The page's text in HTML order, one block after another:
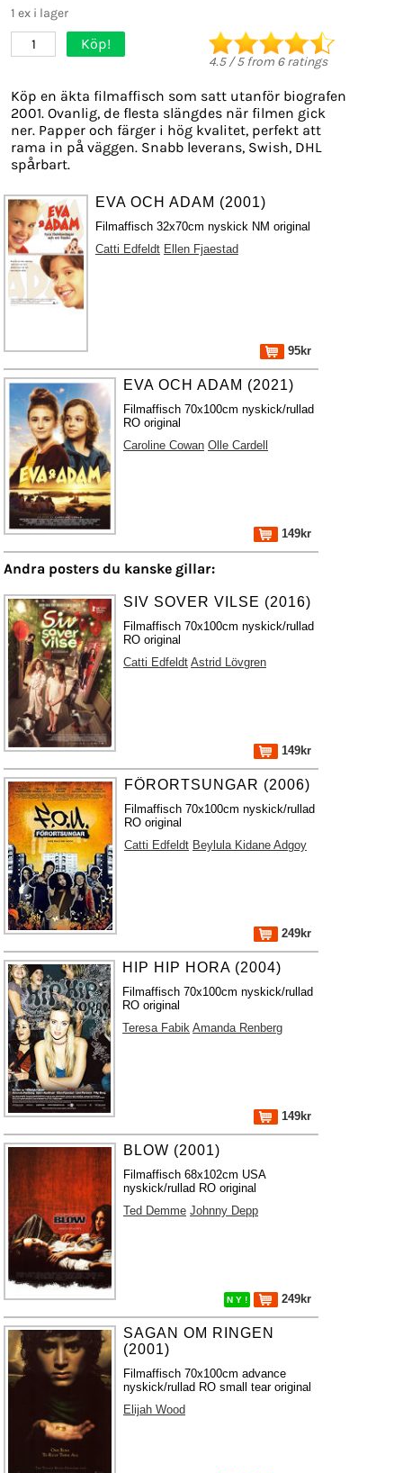
1 ex i lager
1 Köp!
4.5/5from 6ratings
Köp en äkta filmaffisch som satt utanför biografen
2001. Ovanlig, de flesta slängdes när filmen gick
ner. Papper och färger i hög kvalitet, perfekt att
rama in på väggen. Snabb leverans, Swish, DHL
spårbart.
EVA OCH ADAM (2001)
Filmaffisch 32x70cm nyskick NM original
Catti Edfeldt Ellen Fjaestad
95kr
EVA OCH ADAM (2021)
Filmaffisch 70x100cm nyskick/rullad
RO original
Caroline Cowan Olle Cardell
149kr
Andra posters du kanske gillar:
SIV SOVER VILSE (2016)
Filmaffisch 70x100cm nyskick/rullad
RO original
Catti Edfeldt Astrid Lövgren
149kr
FÖRORTSUNGAR (2006)
Filmaffisch 70x100cm nyskick/rullad
RO original
Catti Edfeldt Beylula Kidane Adgoy
249kr
HIP HIP HORA (2004)
Filmaffisch 70x100cm nyskick/rullad
RO original
Teresa Fabik Amanda Renberg
149kr
BLOW (2001)
Filmaffisch 68x102cm USA
nyskick/rullad RO original
Ted Demme Johnny Depp
N Y ! 249kr
SAGAN OM RINGEN
(2001)
Filmaffisch 70x100cm advance
nyskick/rullad RO small tear original
Elijah Wood